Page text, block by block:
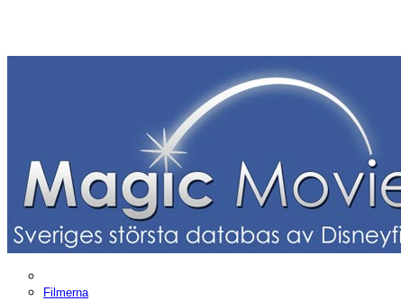
Filmerna